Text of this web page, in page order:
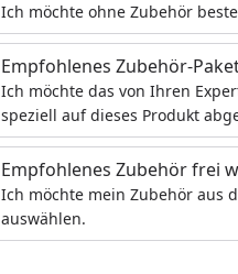
Ich möchte ohne Zubehör
Empfohlenes Zubehör-
Ich möchte das von Ihren
speziell auf dieses Produkt
Empfohlenes Zubehör frei
Ich möchte mein Zubehör aus
auswählen.